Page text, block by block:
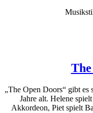
„The Open Doors“ gibt es
Jahre alt. Helene
Akkordeon, Piet spielt